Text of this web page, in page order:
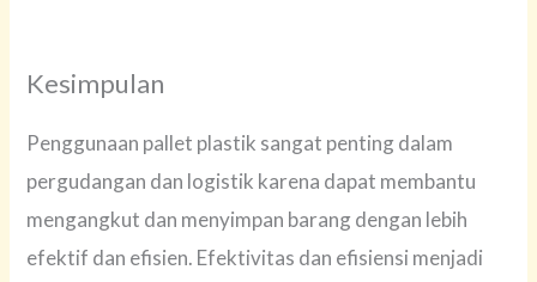
Kesimpulan
Penggunaan pallet plastik sangat penting dalam
pergudangan dan logistik karena dapat membantu
mengangkut dan menyimpan barang dengan lebih
efektif dan efisien. Efektivitas dan efisiensi menjadi